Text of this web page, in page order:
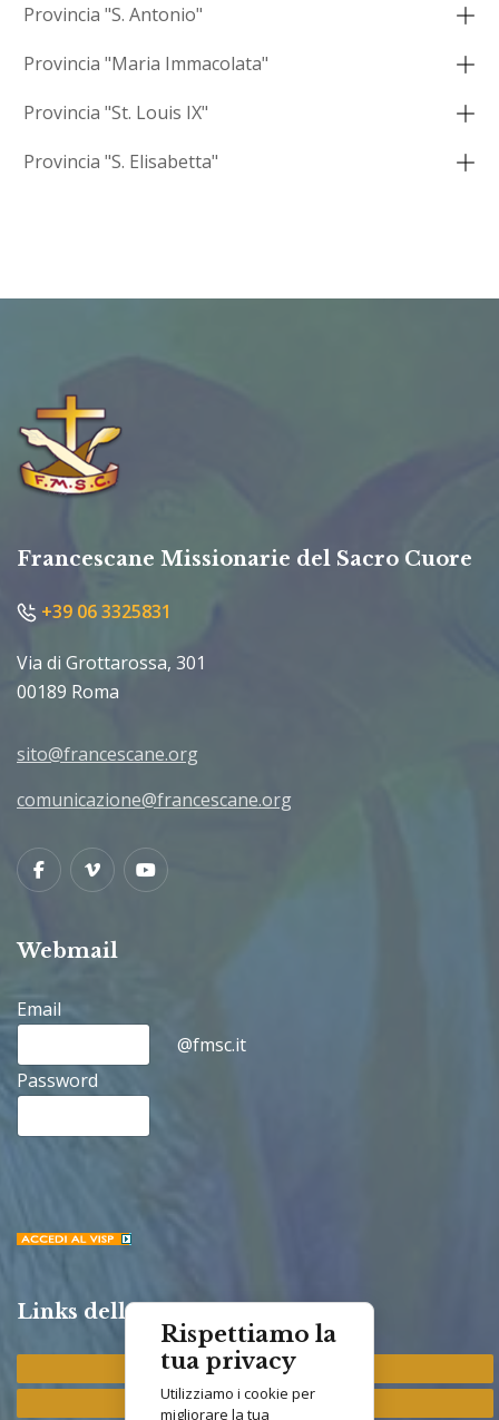
Rispettiamo la
tua privacy
Utilizziamo i cookie per
migliorare la tua
Provincia "S. Antonio"
Provincia "Maria Immacolata"
Provincia "St. Louis IX"
Provincia "S. Elisabetta"
Francescane Missionarie del Sacro Cuore
+39 06 3325831
Via di Grottarossa, 301
00189 Roma
sito@francescane.org
comunicazione@francescane.org
FacebookVimeoYoutube
Webmail
Email
@fmsc.it
Password
Links della Congregazione
Provincia "St. Francis"
Provincia "M. Immacolata"